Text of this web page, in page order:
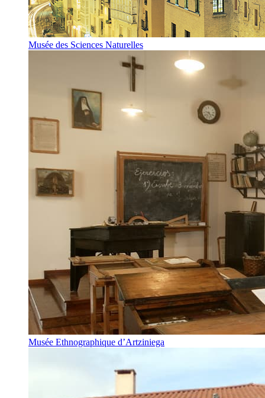
Musée des Sciences Naturelles
Musée Ethnographique d’Artziniega